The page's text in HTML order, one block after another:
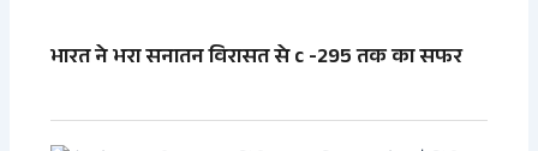
भारत ने भरा सनातन विरासत से c -295 तक का सफर